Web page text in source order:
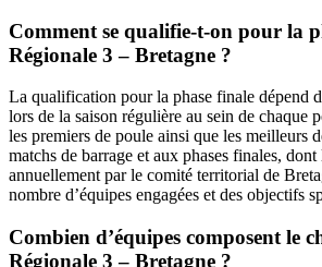
Comment se qualifie-t-on pour la
Régionale 3 – Bretagne ?
La qualification pour la phase finale dépend
lors de la saison régulière au sein de chaque
les premiers de poule ainsi que les meilleurs
matchs de barrage et aux phases finales,
annuellement par le comité territorial de
nombre d’équipes engagées et des objectifs
Combien d’équipes composent le
Régionale 3 – Bretagne ?